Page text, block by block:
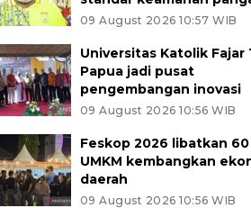
09 August 2026 10:57 WIB
Universitas Katolik Fajar
Papua jadi pusat
pengembangan inovasi
09 August 2026 10:56 WIB
Feskop 2026 libatkan 60
UMKM kembangkan
daerah
09 August 2026 10:56 WIB